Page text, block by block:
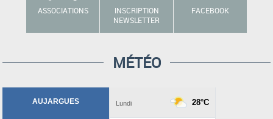
ASSOCIATIONS
INSCRIPTION
NEWSLETTER
FACEBOOK
MÉTÉO